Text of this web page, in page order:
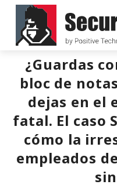
¿Guardas
bloc de
dejas en el
fatal. El caso
cómo la
empleados